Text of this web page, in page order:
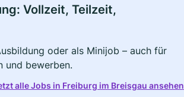
Vollzeit, Teilzeit,
oder als Minijob – auch für
und bewerben.
alle Jobs in Freiburg im Breisgau ansehen